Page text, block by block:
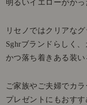
明るいイエローがかっ
リセノではクリアな
Sghrブランドらしく、
かつ落ち着きある装い
ご家族やご夫婦でカラ
プレゼントにもおすす